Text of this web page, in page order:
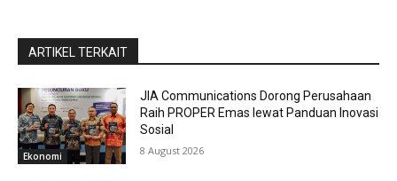
ARTIKEL TERKAIT
Ekonomi
JIA Communications Dorong Perusahaan
Raih PROPER Emas lewat Panduan Inovasi
Sosial
8 August 2026